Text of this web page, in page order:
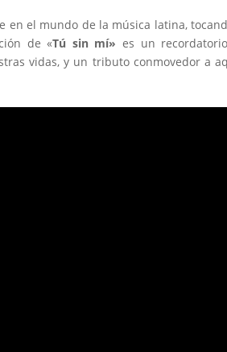
en el mundo de la música latina,
de «Tú sin mí» es un
vidas, y un tributo conmovedor a